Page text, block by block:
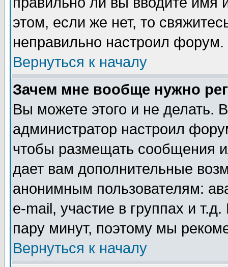
этом, если же нет, то
неправильно настроил форум.
Вернуться к началу
Зачем мне вообще нужно
Вы можете этого и не делать.
администратор настроил
чтобы размещать сообщения
дает вам дополнительные
анонимным пользователям:
e-mail, участие в группах и
пару минут, поэтому мы
Вернуться к началу